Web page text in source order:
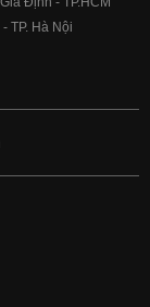
TP. Hà Nội